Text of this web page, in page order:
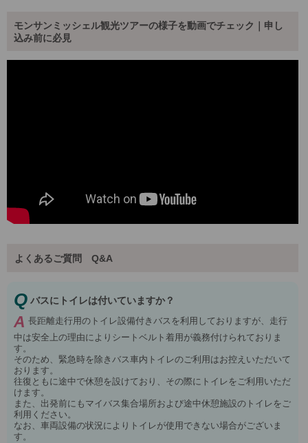
モンサンミッシェル観光ツアーの様子を動画でチェック｜申し
込み前に必見
よくあるご質問 Q&A
Q バスにトイレは付いていますか？
A 長距離走行用のトイレ設備付きバスを利用しておりますが、走行
中は安全上の理由によりシートベルト着用が義務付けられておりま
す。
そのため、緊急時を除きバス車内トイレのご利用はお控えいただいて
おります。
往復ともに途中で休憩を設けており、その際にトイレをご利用いただ
けます。
また、出発前にもマイバス集合場所および途中休憩施設のトイレをご
利用ください。
なお、車両設備の状況によりトイレが使用できない場合がございま
す。